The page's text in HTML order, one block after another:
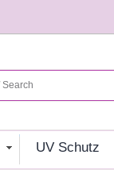
UV Schutz